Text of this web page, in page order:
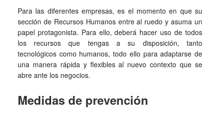
Para las diferentes empresas, es el momento en que su
sección de Recursos Humanos entre al ruedo y asuma un
papel protagonista. Para ello, deberá hacer uso de todos
los recursos que tengas a su disposición, tanto
tecnológicos como humanos, todo ello para adaptarse de
una manera rápida y flexibles al nuevo contexto que se
abre ante los negocios.
Medidas de prevención